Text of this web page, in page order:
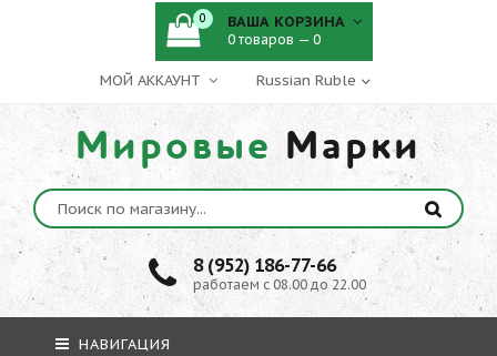
МОЙ АККАУНТ
Мировые Марки
8 (952) 186-77-66
работаем с 08.00 до 22.00
0 ВАША КОРЗИНА
0 товаров — 0
НАВИГАЦИЯ